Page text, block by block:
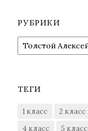
РУБРИКИ
Рубрики
ТЕГИ
1 класс 2 класс
4 класс
5 класс